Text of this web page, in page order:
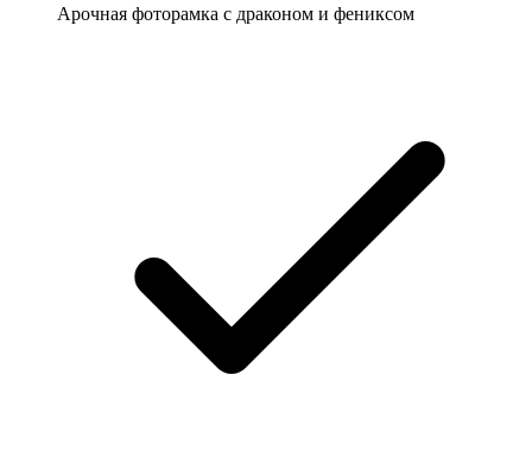
Арочная фоторамка с драконом и фениксом